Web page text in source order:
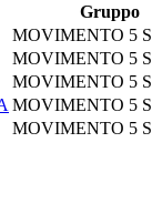
Gruppo
MOVIMENTO 5
MOVIMENTO 5
MOVIMENTO 5
MOVIMENTO 5
MOVIMENTO 5